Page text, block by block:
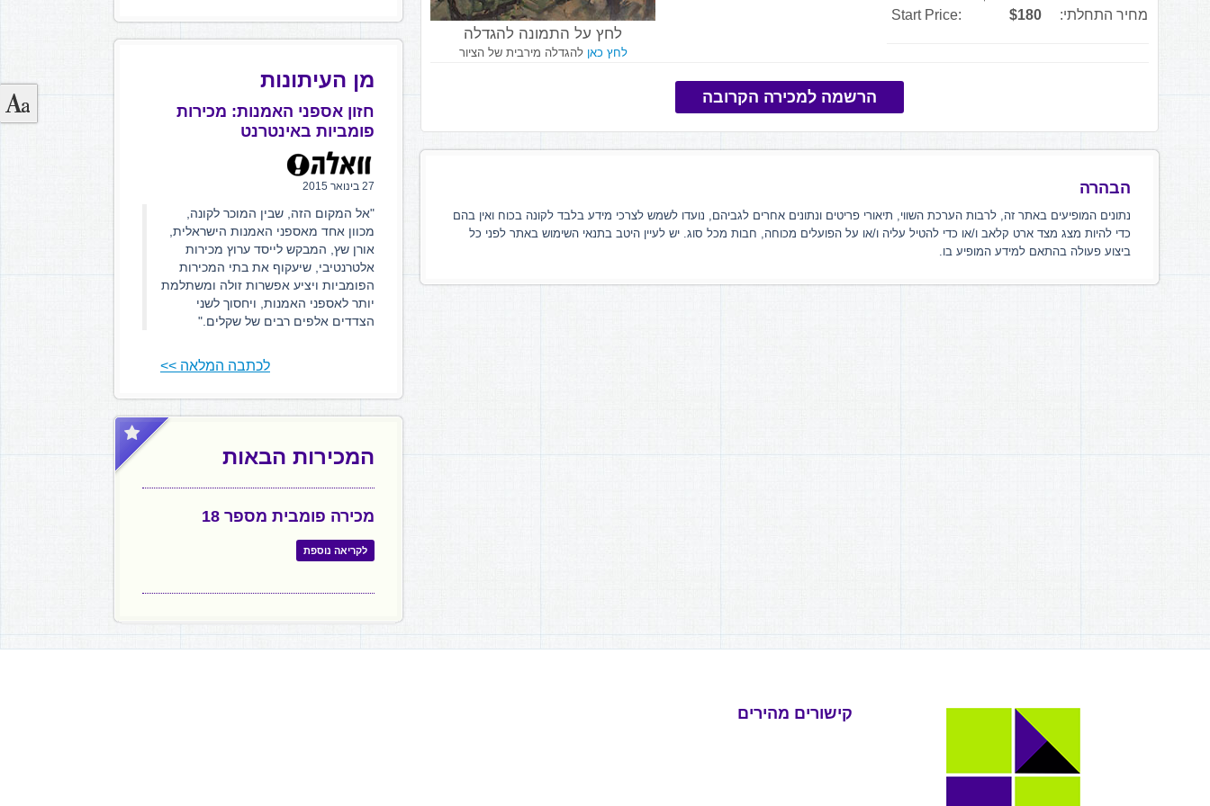
לחץ על התמונה להגדלה
לחץ כאן להגדלה מירבית של הציור
מחיר התחלתי:
$180
Start Price:
הרשמה למכירה הקרובה
הבהרה
נתונים המופיעים באתר זה, לרבות הערכת השווי, תיאורי פריטים ונתונים אחרים לגביהם, נועדו לשמש לצרכי מידע בלבד לקונה בכוח ואין בהם
כדי להיות מצג מצד ארט קלאב ו/או כדי להטיל עליה ו/או על הפועלים מכוחה, חבות מכל סוג. יש לעיין היטב בתנאי השימוש באתר לפני כל
ביצוע פעולה בהתאם למידע המופיע בו.
מן העיתונות
חזון אספני האמנות: מכירות
פומביות באינטרנט
27 בינואר 2015
"אל המקום הזה, שבין המוכר לקונה,
מכוון אחד מאספני האמנות הישראלית,
אורן שץ, המבקש לייסד ערוץ מכירות
אלטרנטיבי, שיעקוף את בתי המכירות
הפומביות ויציע אפשרות זולה ומשתלמת
יותר לאספני האמנות, ויחסוך לשני
הצדדים אלפים רבים של שקלים."
לכתבה המלאה >>
המכירות הבאות
מכירה פומבית מספר 18
לקריאה נוספת
קישורים מהירים